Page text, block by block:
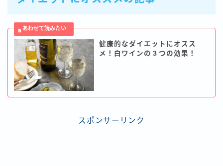
健康的なダイエットにオスス
メ！白ワインの３つの効果！
スポンサーリンク